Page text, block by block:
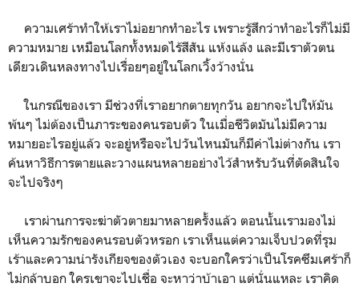
ความเศร้าทำให้เราไม่อยากทำอะไร เพราะรู้สึกว่าทำอะไรก็ไม่มี
ความหมาย เหมือนโลกทั้งหมดไร้สีสัน แห้งแล้ง และมีเราตัวตน
เดียวเดินหลงทางไปเรื่อยๆอยู่ในโลกเวิ้งว้างนั่น
ในกรณีของเรา มีช่วงที่เราอยากตายทุกวัน อยากจะไปให้มัน
พ้นๆ ไม่ต้องเป็นภาระของคนรอบตัว ในเมื่อชีวิตมันไม่มีความ
หมายอะไรอยู่แล้ว จะอยู่หรือจะไปวันไหนมันก็มีค่าไม่ต่างกัน เรา
ค้นหาวิธีการตายและวางแผนหลายอย่างไว้สำหรับวันที่ตัดสินใจ
จะไปจริงๆ
เราผ่านการจะฆ่าตัวตายมาหลายครั้งแล้ว ตอนนั้นเรามองไม่
เห็นความรักของคนรอบตัวหรอก เราเห็นแต่ความเจ็บปวดที่รุม
เร้าและความน่ารังเกียจของตัวเอง จะบอกใครว่าเป็นโรคซึมเศร้าก็
ไม่กล้าบอก ใครเขาจะไปเชื่อ จะหาว่าบ้าเอา แต่นั่นแหละ เราคิด